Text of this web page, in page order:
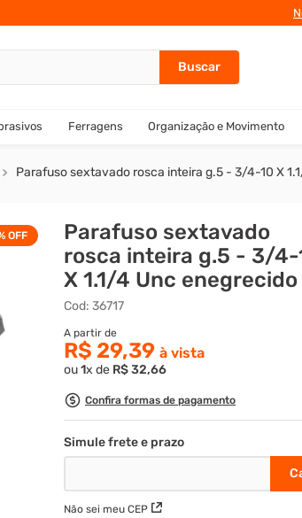
Ferragens Organização e Movimento
Parafuso sextavado rosca inteira g.5 - 3/4-10 X
OFF
Parafuso sextavado
rosca inteira g.5 - 3/4-
X 1.1/4 Unc enegrecido
Cod:36717
R$ 29,39
ou1x de R$32,66
Confira formas de pagamento
Não sei meu CEP